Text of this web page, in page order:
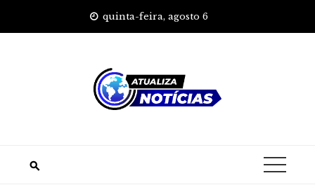
quinta-feira, agosto 6